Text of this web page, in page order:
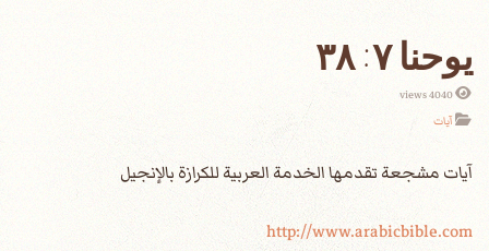
يوحنا ٧: ٣٨
4040 views
آيات
آيات مشجعة تقدمها الخدمة العربية للكرازة بالإنجيل‏
http://www.arabicbible.com